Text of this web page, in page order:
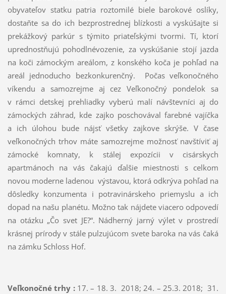
obyvateľov statku patria roztomilé biele barokové oslíky,
dostaňte sa do ich bezprostrednej blízkosti a vyskúšajte si
prekážkový parkúr s týmito priateľskými tvormi. Tí, ktorí
uprednostňujú pohodlnévozenie, za vyskúšanie stojí jazda
na koči zámockým areálom, z konského koča je pohľad na
areál jednoducho bezkonkurenčný. Počas veľkonočného
víkendu a samozrejme aj cez Veľkonočný pondelok sa
v rámci detskej prehliadky vyberú malí návštevníci aj do
zámockých záhrad, kde zajko poschovával farebné vajíčka
a ich úlohou bude nájsť všetky zajkove skrýše. V čase
veľkonočných trhov máte samozrejme možnosť navštíviť aj
zámocké komnaty, k stálej expozícii v cisárskych
apartmánoch na vás čakajú ďalšie miestnosti s celkom
novou moderne ladenou výstavou, ktorá odkrýva pohľad na
dôsledky konzumenta i potravinárskeho priemyslu a ich
dopad na našu planétu. Možno tak nájdete viacero odpovedí
na otázku „Čo svet JE?“. Nádherný jarný výlet v prostredí
krásnej prírody v stále pulzujúcom svete baroka na vás čaká
na zámku Schloss Hof.
Veľkonočné trhy : 17. – 18. 3. 2018; 24. – 25.3. 2018; 31.